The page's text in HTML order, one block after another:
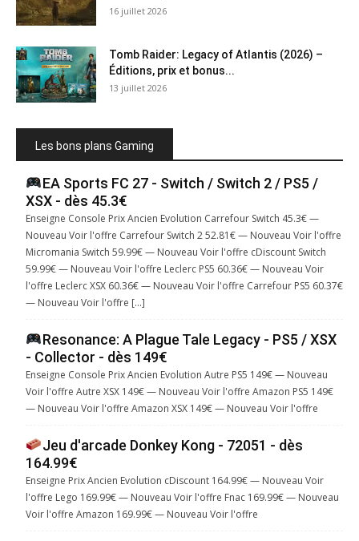
16 juillet 2026
Tomb Raider: Legacy of Atlantis (2026) –
Éditions, prix et bonus...
13 juillet 2026
Les bons plans Gaming
EA Sports FC 27 - Switch / Switch 2 / PS5 /
XSX - dès 45.3€
Enseigne Console Prix Ancien Evolution Carrefour Switch 45.3€ —
Nouveau Voir l'offre Carrefour Switch 2 52.81€ — Nouveau Voir l'offre
Micromania Switch 59.99€ — Nouveau Voir l'offre cDiscount Switch
59.99€ — Nouveau Voir l'offre Leclerc PS5 60.36€ — Nouveau Voir
l'offre Leclerc XSX 60.36€ — Nouveau Voir l'offre Carrefour PS5 60.37€
— Nouveau Voir l'offre […]
Resonance: A Plague Tale Legacy - PS5 / XSX
- Collector - dès 149€
Enseigne Console Prix Ancien Evolution Autre PS5 149€ — Nouveau
Voir l'offre Autre XSX 149€ — Nouveau Voir l'offre Amazon PS5 149€
— Nouveau Voir l'offre Amazon XSX 149€ — Nouveau Voir l'offre
Jeu d'arcade Donkey Kong - 72051 - dès
164.99€
Enseigne Prix Ancien Evolution cDiscount 164.99€ — Nouveau Voir
l'offre Lego 169.99€ — Nouveau Voir l'offre Fnac 169.99€ — Nouveau
Voir l'offre Amazon 169.99€ — Nouveau Voir l'offre